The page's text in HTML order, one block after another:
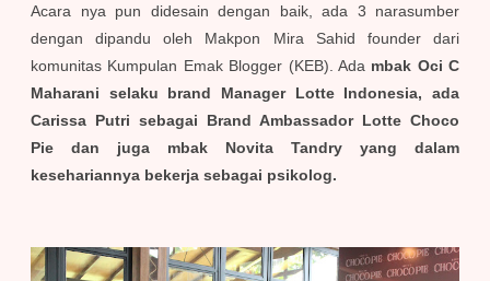
Acara nya pun didesain dengan baik, ada 3 narasumber
dengan dipandu oleh Makpon Mira Sahid founder dari
komunitas Kumpulan Emak Blogger (KEB). Ada mbak Oci C
Maharani selaku brand Manager Lotte Indonesia, ada
Carissa Putri sebagai Brand Ambassador Lotte Choco
Pie dan juga mbak Novita Tandry yang dalam
kesehariannya bekerja sebagai psikolog.